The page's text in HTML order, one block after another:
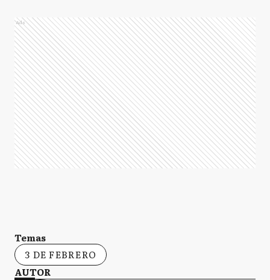
Ads
Temas
3 DE FEBRERO
AUTOR